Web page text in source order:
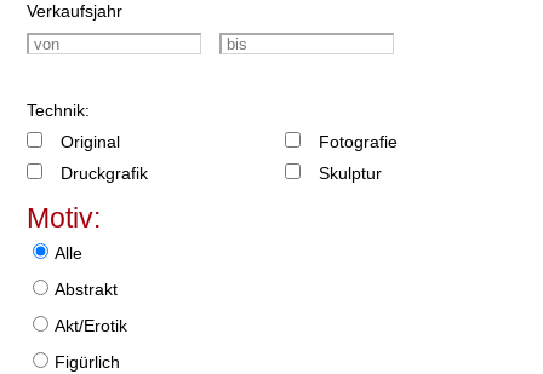
Verkaufsjahr
Technik:
Original
Druckgrafik
Fotografie
Skulptur
Motiv:
Alle
Abstrakt
Akt/Erotik
Figürlich